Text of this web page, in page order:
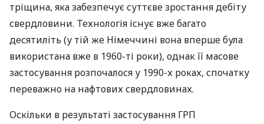
тріщина, яка забезпечує суттєве зростання дебіту
свердловини. Технологія існує вже багато
десятиліть (у тій же Німеччині вона вперше була
використана вже в 1960-ті роки), однак її масове
застосування розпочалося у 1990-х роках, спочатку
переважно на нафтових свердловинах.
Оскільки в результаті застосування ГРП